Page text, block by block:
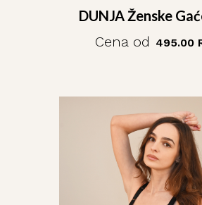
DUNJA Ženske
Cena od 495.00